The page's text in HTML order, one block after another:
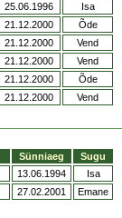
25.06.1996
Isa
21.12.2000
Õde
21.12.2000
Vend
21.12.2000
Vend
21.12.2000
Õde
21.12.2000 Vend
Sünniaeg
Sugu
13.06.1994
Isa
27.02.2001
Emane